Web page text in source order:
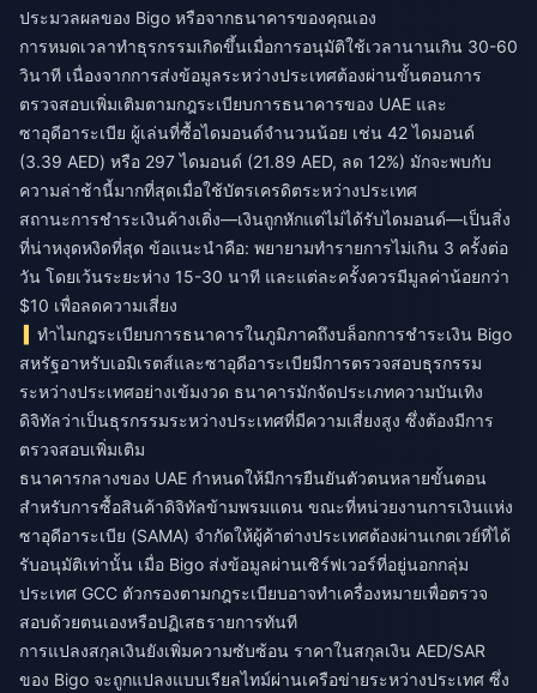
ประมวลผลของ Bigo หรือจากธนาคารของคุณเอง
การหมดเวลาทำธุรกรรมเกิดขึ้นเมื่อการอนุมัติใช้เวลานานเกิน 30-60
วินาที เนื่องจากการส่งข้อมูลระหว่างประเทศต้องผ่านขั้นตอนการ
ตรวจสอบเพิ่มเติมตามกฎระเบียบการธนาคารของ UAE และ
ซาอุดีอาระเบีย ผู้เล่นที่ซื้อไดมอนด์จำนวนน้อย เช่น 42 ไดมอนด์
(3.39 AED) หรือ 297 ไดมอนด์ (21.89 AED, ลด 12%) มักจะพบกับ
ความล่าช้านี้มากที่สุดเมื่อใช้บัตรเครดิตระหว่างประเทศ
สถานะการชำระเงินค้างเติ่ง—เงินถูกหักแต่ไม่ได้รับไดมอนด์—เป็นสิ่ง
ที่น่าหงุดหงิดที่สุด ข้อแนะนำคือ: พยายามทำรายการไม่เกิน 3 ครั้งต่อ
วัน โดยเว้นระยะห่าง 15-30 นาที และแต่ละครั้งควรมีมูลค่าน้อยกว่า
$10 เพื่อลดความเสี่ยง
ทำไมกฎระเบียบการธนาคารในภูมิภาคถึงบล็อกการชำระเงิน Bigo
สหรัฐอาหรับเอมิเรตส์และซาอุดีอาระเบียมีการตรวจสอบธุรกรรม
ระหว่างประเทศอย่างเข้มงวด ธนาคารมักจัดประเภทความบันเทิง
ดิจิทัลว่าเป็นธุรกรรมระหว่างประเทศที่มีความเสี่ยงสูง ซึ่งต้องมีการ
ตรวจสอบเพิ่มเติม
ธนาคารกลางของ UAE กำหนดให้มีการยืนยันตัวตนหลายขั้นตอน
สำหรับการซื้อสินค้าดิจิทัลข้ามพรมแดน ขณะที่หน่วยงานการเงินแห่ง
ซาอุดีอาระเบีย (SAMA) จำกัดให้ผู้ค้าต่างประเทศต้องผ่านเกตเวย์ที่ได้
รับอนุมัติเท่านั้น เมื่อ Bigo ส่งข้อมูลผ่านเซิร์ฟเวอร์ที่อยู่นอกกลุ่ม
ประเทศ GCC ตัวกรองตามกฎระเบียบอาจทำเครื่องหมายเพื่อตรวจ
สอบด้วยตนเองหรือปฏิเสธรายการทันที
การแปลงสกุลเงินยังเพิ่มความซับซ้อน ราคาในสกุลเงิน AED/SAR
ของ Bigo จะถูกแปลงแบบเรียลไทม์ผ่านเครือข่ายระหว่างประเทศ ซึ่ง